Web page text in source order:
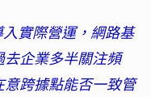
實際營運，網路基
企業多半關注頻
跨據點能否一致管